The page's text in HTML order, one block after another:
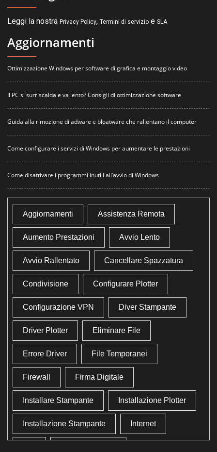
Leggi la nostra Privacy Policy, Termini di servizio e SLA
Aggiornamenti
Ottimizzazione Windows per software di grafica e montaggio video
Il PC si surriscalda e va lento? Consigli di ottimizzazione software
Guida alla rimozione di adware e bloatware che rallentano il computer
Come configurare i servizi di Windows per aumentare le prestazioni
Come disattivare i programmi inutili all’avvio di Windows
Aggiornamenti Assistenza Remota
Aumento Prestazioni Avvio Lento
Avvio Rallentato Cancellare Spazzatura
Condivisione Configurare Plotter
Configurazione VPN Diver Stampante
Driver Plotter Eliminare File
Errore Driver File Temporanei
Firewall Firma Digitale
Installare Stampante Installazione Plotter
Installazione Stampante Internet